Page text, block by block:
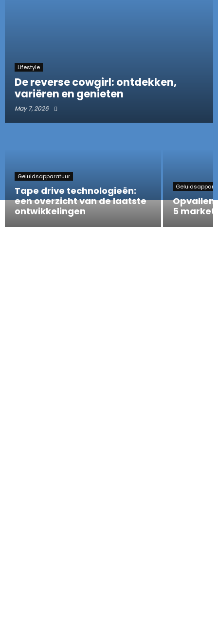
Lifestyle
De reverse cowgirl: ontdekken,
variëren en genieten
May 7, 2026
Geluidsapparatuur
Tape drive technologieën:
een overzicht van de laatste
ontwikkelingen
Opvallen
5